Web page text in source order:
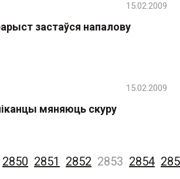
застаўся напалову
15.02.2009
мяняюць скуру
15.02.2009
2850 2851 2852 2853 2854